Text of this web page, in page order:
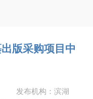
出版采购项目中
发布机构：滨湖